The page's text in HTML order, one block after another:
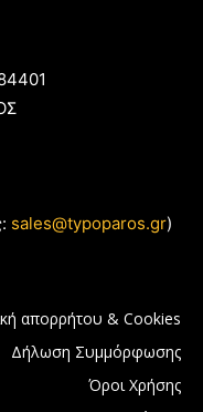
sales@typoparos.gr)
απορρήτου & Cookies
Δήλωση Συμμόρφωσης
Όροι Χρήσης